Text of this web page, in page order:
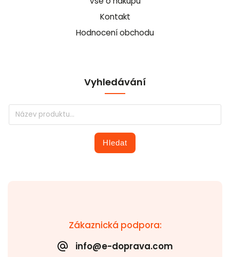
Zákaznická podpora:
info@e-doprava.com
Kontakt
Hodnocení obchodu
Vyhledávání
Hledat